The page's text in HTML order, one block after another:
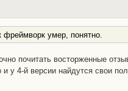
фреймворк умер, понятно.
почитать восторженные
у 4-й версии найдутся свои